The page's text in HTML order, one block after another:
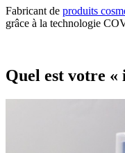
Fabricant de produits
grâce à la technologie
Quel est votre